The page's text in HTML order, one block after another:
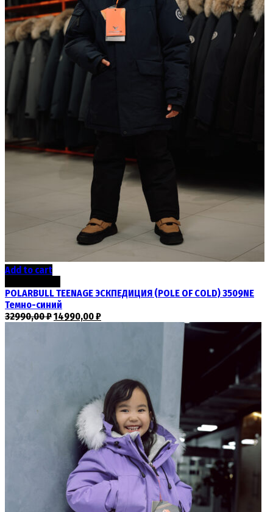
Add to cart
POLARBULL TEENAGE ЭСКПЕДИЦИЯ (POLE OF COLD) 3509NE
Темно-синий
32990,00₽14990,00₽